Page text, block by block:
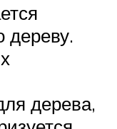
дереву.
дерева,